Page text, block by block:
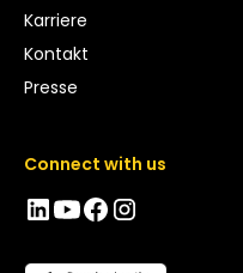
Karriere
Kontakt
Presse
Connect with us